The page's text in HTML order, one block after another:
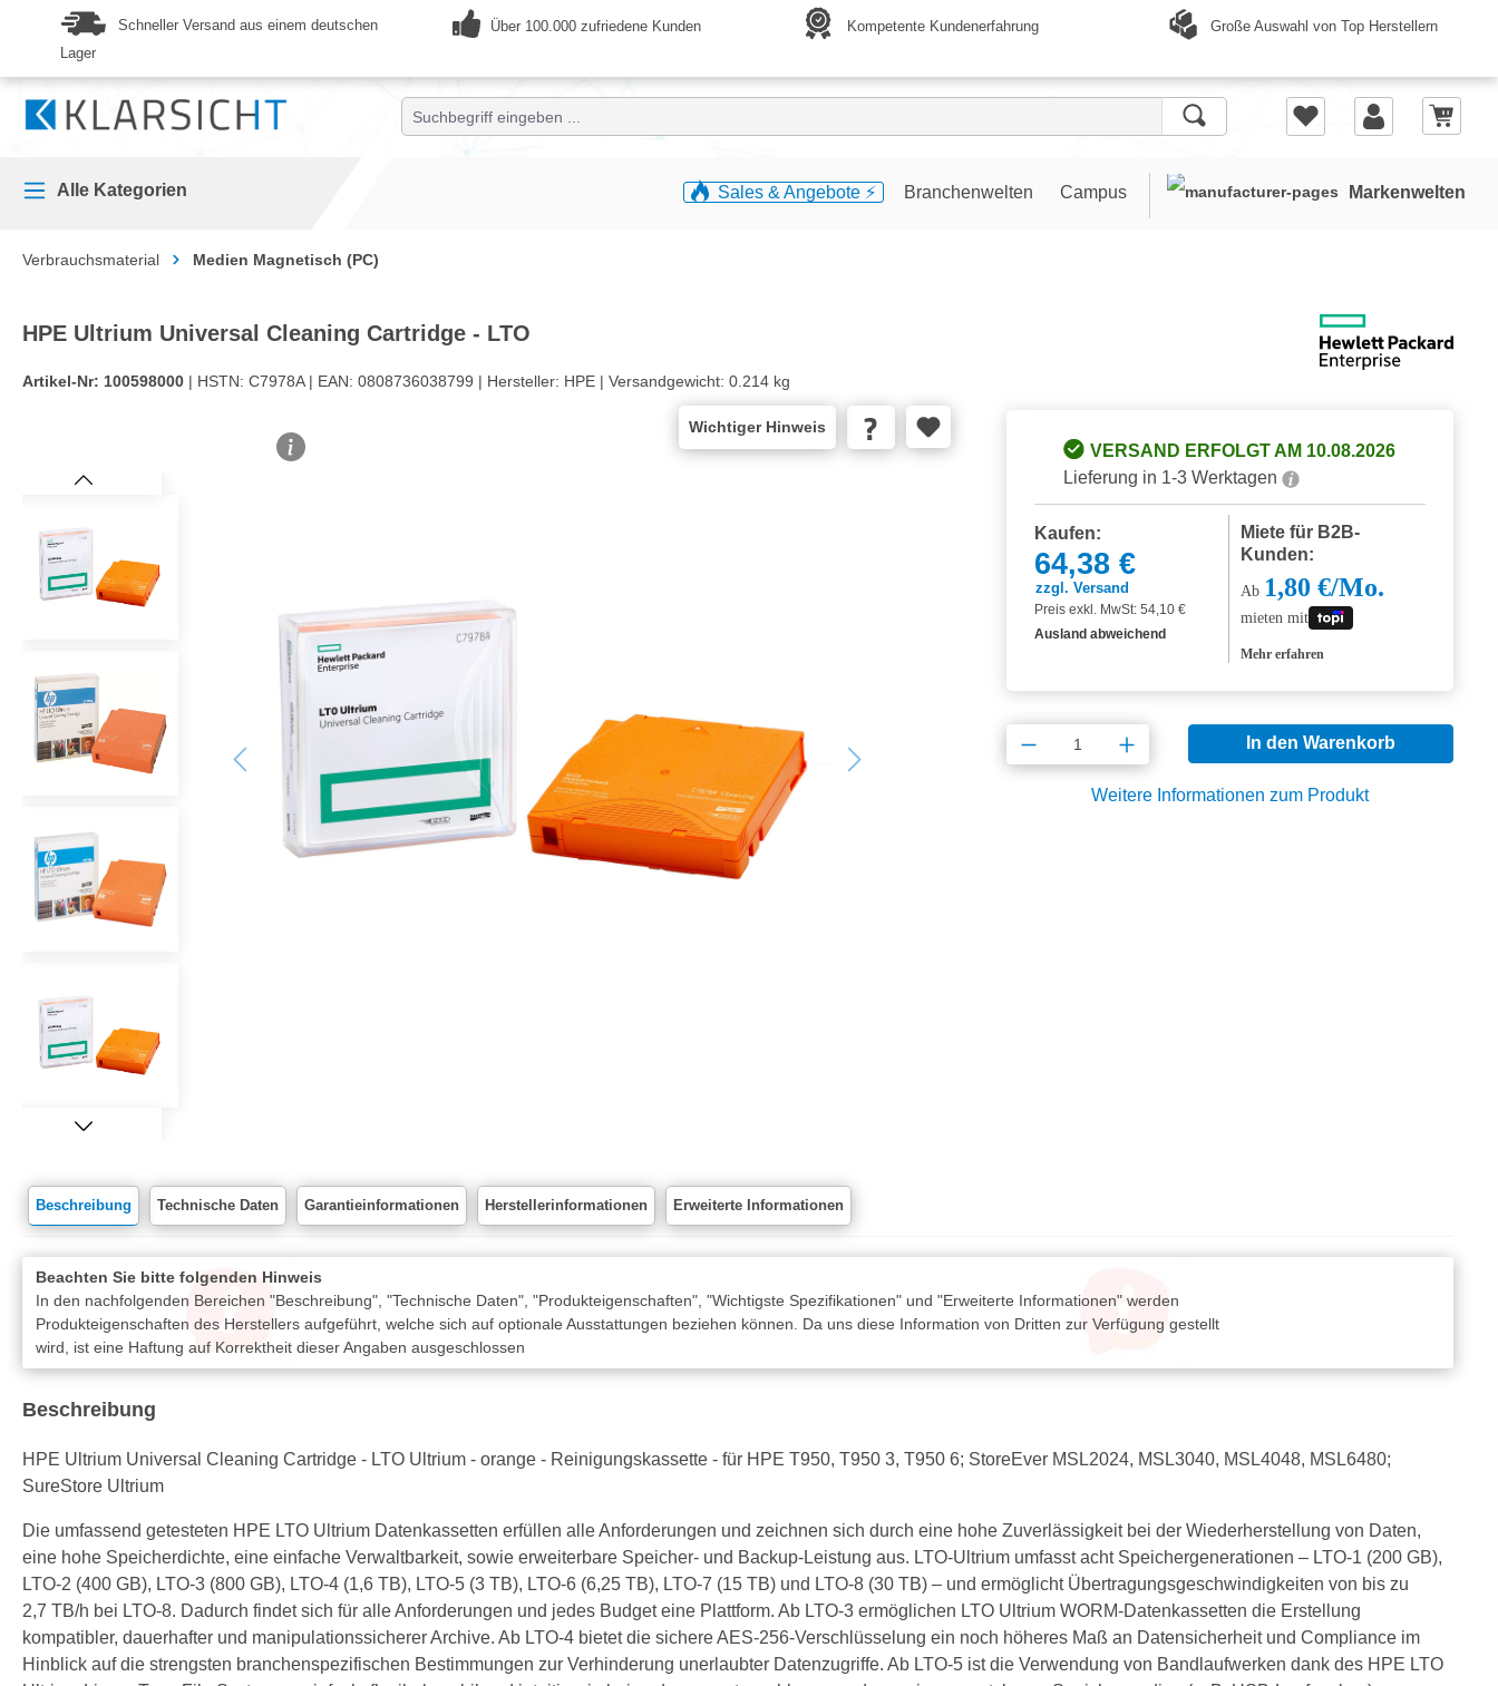
Zur Hauptnavigation springen
Schneller Versand aus einem deutschen
Lager
Über 100.000 zufriedene Kunden Kompetente Kundenerfahrung Große Auswahl von Top Herstellern
Alle Kategorien Sales & Angebote ⚡️ Branchenwelten Campus Markenwelten
Verbrauchsmaterial Medien Magnetisch (PC)
HPE Ultrium Universal Cleaning Cartridge - LTO
Artikel-Nr: 100598000 | HSTN: C7978A | EAN: 0808736038799 | Hersteller: HPE | Versandgewicht: 0.214 kg
Wichtiger Hinweis
Bildergalerie überspringen
VERSAND ERFOLGT AM 10.08.2026
Lieferung in 1-3 Werktagen
Kaufen:
64,38 €
zzgl. Versand
Preis exkl. MwSt: 54,10 €
Ausland abweichend
Miete für B2B-
Kunden:
Ab 1,80 €/Mo.
mieten mit
Mehr erfahren
Produkt Anzahl: Gib den gewünschten
In den Warenkorb
Weitere Informationen zum Produkt
Beschreibung Technische Daten Garantieinformationen Herstellerinformationen Erweiterte Informationen
Beachten Sie bitte folgenden Hinweis
In den nachfolgenden Bereichen "Beschreibung", "Technische Daten", "Produkteigenschaften", "Wichtigste Spezifikationen" und "Erweiterte Informationen" werden
Produkteigenschaften des Herstellers aufgeführt, welche sich auf optionale Ausstattungen beziehen können. Da uns diese Information von Dritten zur Verfügung gestellt
wird, ist eine Haftung auf Korrektheit dieser Angaben ausgeschlossen
Beschreibung
HPE Ultrium Universal Cleaning Cartridge - LTO Ultrium - orange - Reinigungskassette - für HPE T950, T950 3, T950 6; StoreEver MSL2024, MSL3040, MSL4048, MSL6480;
SureStore Ultrium
Die umfassend getesteten HPE LTO Ultrium Datenkassetten erfüllen alle Anforderungen und zeichnen sich durch eine hohe Zuverlässigkeit bei der Wiederherstellung von Daten,
eine hohe Speicherdichte, eine einfache Verwaltbarkeit, sowie erweiterbare Speicher- und Backup-Leistung aus. LTO-Ultrium umfasst acht Speichergenerationen – LTO-1 (200 GB),
LTO-2 (400 GB), LTO-3 (800 GB), LTO-4 (1,6 TB), LTO-5 (3 TB), LTO-6 (6,25 TB), LTO-7 (15 TB) und LTO-8 (30 TB) – und ermöglicht Übertragungsgeschwindigkeiten von bis zu
2,7 TB/h bei LTO-8. Dadurch findet sich für alle Anforderungen und jedes Budget eine Plattform. Ab LTO-3 ermöglichen LTO Ultrium WORM-Datenkassetten die Erstellung
kompatibler, dauerhafter und manipulationssicherer Archive. Ab LTO-4 bietet die sichere AES-256-Verschlüsselung ein noch höheres Maß an Datensicherheit und Compliance im
Hinblick auf die strengsten branchenspezifischen Bestimmungen zur Verhinderung unerlaubter Datenzugriffe. Ab LTO-5 ist die Verwendung von Bandlaufwerken dank des HPE LTO